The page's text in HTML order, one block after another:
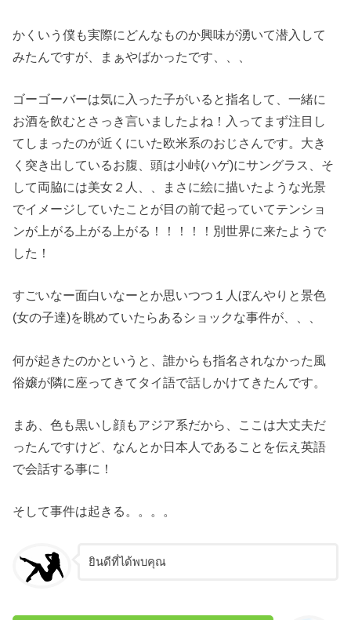
かくいう僕も実際にどんなものか興味が湧いて潜入して
みたんですが、まぁやばかったです、、、
ゴーゴーバーは気に入った子がいると指名して、一緒に
お酒を飲むとさっき言いましたよね！入ってまず注目し
てしまったのが近くにいた欧米系のおじさんです。大き
く突き出しているお腹、頭は小峠(ハゲ)にサングラス、そ
して両脇には美女２人、、まさに絵に描いたような光景
でイメージしていたことが目の前で起っていてテンショ
ンが上がる上がる上がる！！！！！別世界に来たようで
した！
すごいなー面白いなーとか思いつつ１人ぼんやりと景色
(女の子達)を眺めていたらあるショックな事件が、、、
何が起きたのかというと、誰からも指名されなかった風
俗嬢が隣に座ってきてタイ語で話しかけてきたんです。
まあ、色も黒いし顔もアジア系だから、ここは大丈夫だ
ったんですけど、なんとか日本人であることを伝え英語
で会話する事に！
そして事件は起きる。。。。
ยินดีที่ได้พบคุณ